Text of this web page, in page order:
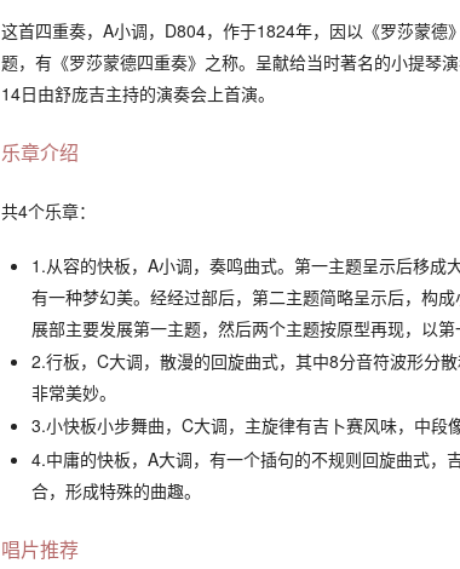
这首四重奏，A小调，D804，作于1824年，因以《罗莎蒙德
题，有《罗莎蒙德四重奏》之称。呈献给当时著名的小提琴
14日由舒庞吉主持的演奏会上首演。
乐章介绍
共4个乐章：
1.从容的快板，A小调，奏鸣曲式。第一主题呈示后移成
有一种梦幻美。经经过部后，第二主题简略呈示后，构
展部主要发展第一主题，然后两个主题按原型再现，以第
2.行板，C大调，散漫的回旋曲式，其中8分音符波形分
非常美妙。
3.小快板小步舞曲，C大调，主旋律有吉卜赛风味，中段
4.中庸的快板，A大调，有一个插句的不规则回旋曲式，
合，形成特殊的曲趣。
唱片推荐